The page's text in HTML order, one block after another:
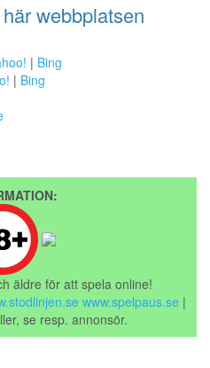
webbplatsen
| Bing
| Bing
äldre för att spela online!
www.spelpaus.se |
se resp. annonsör.